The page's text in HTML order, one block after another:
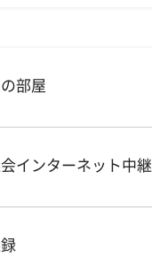
部屋
インターネット中継